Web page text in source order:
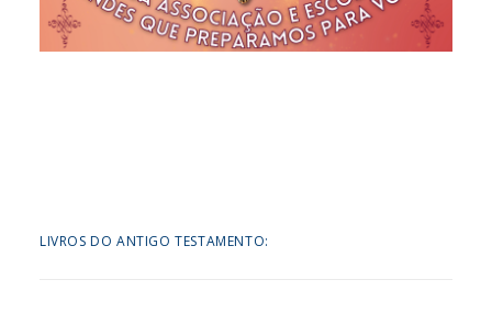
LIVROS DO ANTIGO TESTAMENTO: